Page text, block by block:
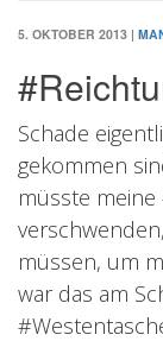
5. OKTOBER 2013 |
Schade
gekommen
müsste
müssen, um
war das am